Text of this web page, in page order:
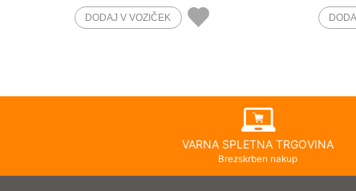
VARNA SPLETNA TRGOVINA
Brezskrben nakup